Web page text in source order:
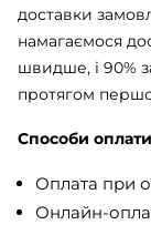
доставки
намагаємося
швидше, і 90%
протягом
Способи
Оплата при
Онлайн-